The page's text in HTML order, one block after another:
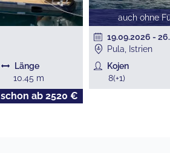
Länge
10.45 m
schon ab 2520 €
auch ohne
19.09.2026 -
Pula, Istrien
Kojen
8(+1)